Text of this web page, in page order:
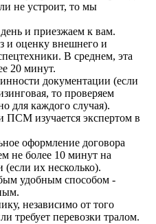
не устроит, то мы
и приезжаем к вам.
и оценку внешнего и
В среднем, эта
20 минут.
документации (если
то проверяем
для каждого случая).
ПСМ изучается экспертом в
оформление договора
не более 10 минут на
их несколько).
удобным способом -
независимо от того
требует перевозки тралом.